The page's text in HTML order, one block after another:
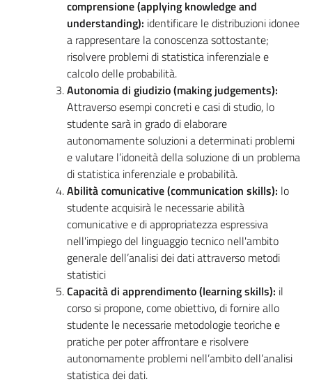
comprensione (applying knowledge and
understanding): identificare le distribuzioni idonee
a rappresentare la conoscenza sottostante;
risolvere problemi di statistica inferenziale e
calcolo delle probabilità.
Autonomia di giudizio (making judgements):
Attraverso esempi concreti e casi di studio, lo
studente sarà in grado di elaborare
autonomamente soluzioni a determinati problemi
e valutare l’idoneità della soluzione di un problema
di statistica inferenziale e probabilità.
Abilità comunicative (communication skills): lo
studente acquisirà le necessarie abilità
comunicative e di appropriatezza espressiva
nell'impiego del linguaggio tecnico nell'ambito
generale dell’analisi dei dati attraverso metodi
statistici
Capacità di apprendimento (learning skills): il
corso si propone, come obiettivo, di fornire allo
studente le necessarie metodologie teoriche e
pratiche per poter affrontare e risolvere
autonomamente problemi nell’ambito dell’analisi
statistica dei dati.